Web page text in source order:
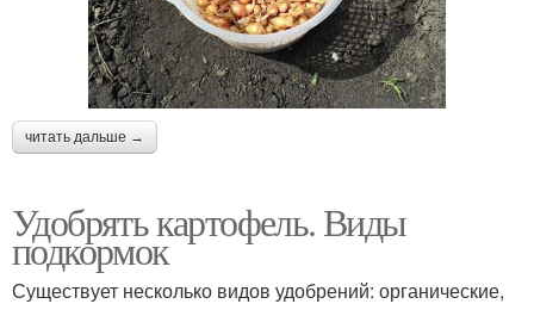
читать дальше →
Удобрять картофель. Виды
подкормок
Существует несколько видов удобрений: органические,